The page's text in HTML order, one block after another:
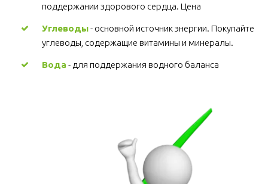
поддержании здорового сердца. Цена
Углеводы - основной источник энергии. Покупайте
углеводы, содержащие витамины и минералы.
Вода - для поддержания водного баланса